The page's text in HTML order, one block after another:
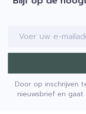
E-mail adres
Door op inschrijven
nieuwsbrief en